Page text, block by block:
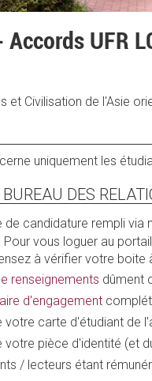
UFR
et Civilisation de l'Asie
uniquement les
BUREAU DES
candidature rempli via
Pour vous loguer au
à vérifier votre boite
renseignements dûment
d'engagement
carte d'étudiant de
pièce d'identité (et
/ lecteurs étant